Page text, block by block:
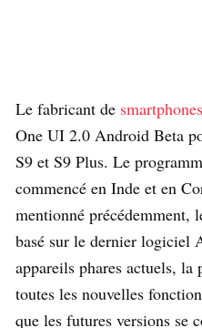
Le fabricant de smartphones
One UI 2.0 Android Beta
S9 et S9 Plus. Le
commencé en Inde et en
mentionné précédemment,
basé sur le dernier logiciel
appareils phares actuels, la
toutes les nouvelles
que les futures versions se